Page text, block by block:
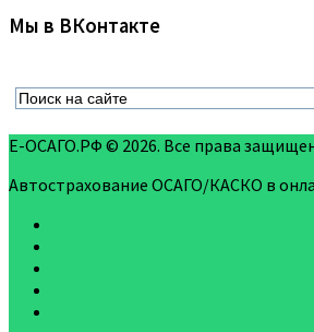
Мы в ВКонтакте
Е-ОСАГО.РФ © 2026. Все права
Автострахование ОСАГО/КАСКО в